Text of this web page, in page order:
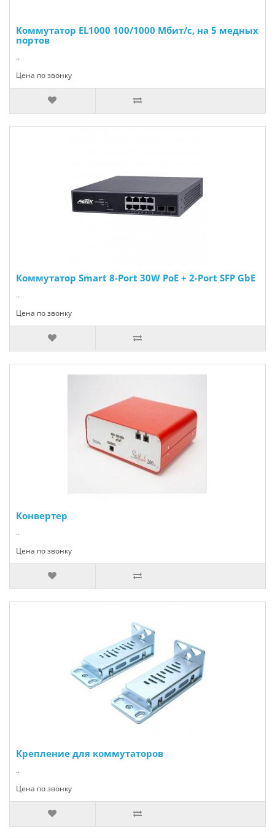
Коммутатор EL1000 100/1000 Мбит/с, на 5 медных
портов
..
Цена по звонку
Коммутатор Smart 8-Port 30W PoE + 2-Port SFP GbE
..
Цена по звонку
Конвертер
..
Цена по звонку
Крепление для коммутаторов
..
Цена по звонку